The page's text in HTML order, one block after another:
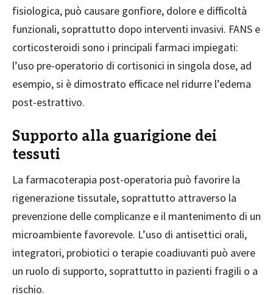
fisiologica, può causare gonfiore, dolore e difficoltà
funzionali, soprattutto dopo interventi invasivi. FANS e
corticosteroidi sono i principali farmaci impiegati:
l’uso pre-operatorio di cortisonici in singola dose, ad
esempio, si è dimostrato efficace nel ridurre l’edema
post-estrattivo.
Supporto alla guarigione dei
tessuti
La farmacoterapia post-operatoria può favorire la
rigenerazione tissutale, soprattutto attraverso la
prevenzione delle complicanze e il mantenimento di un
microambiente favorevole. L’uso di antisettici orali,
integratori, probiotici o terapie coadiuvanti può avere
un ruolo di supporto, soprattutto in pazienti fragili o a
rischio.